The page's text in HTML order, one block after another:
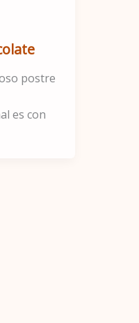
postre
es con